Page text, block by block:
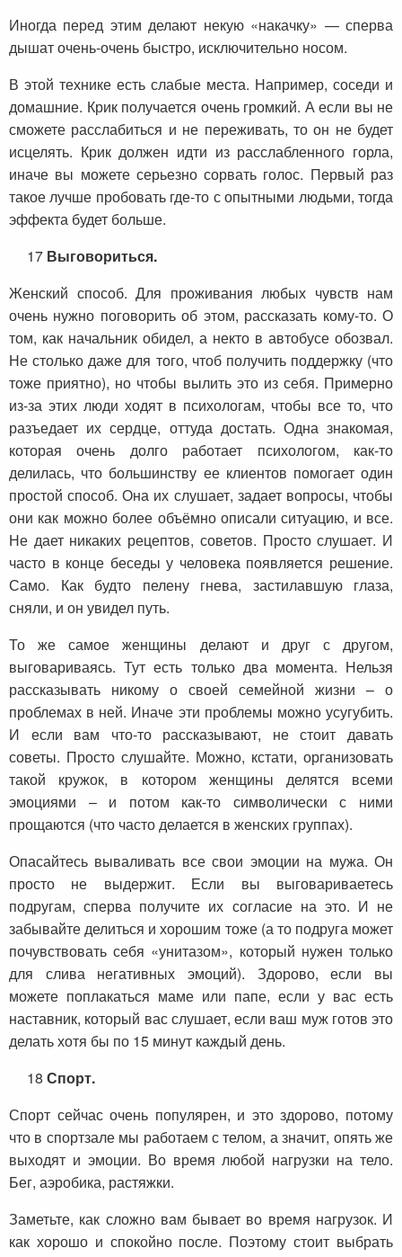
Иногда перед этим делают некую «накачку» — сперва
дышат очень-очень быстро, исключительно носом.
В этой технике есть слабые места. Например, соседи и
домашние. Крик получается очень громкий. А если вы не
сможете расслабиться и не переживать, то он не будет
исцелять. Крик должен идти из расслабленного горла,
иначе вы можете серьезно сорвать голос. Первый раз
такое лучше пробовать где-то с опытными людьми, тогда
эффекта будет больше.
17 Выговориться.
Женский способ. Для проживания любых чувств нам
очень нужно поговорить об этом, рассказать кому-то. О
том, как начальник обидел, а некто в автобусе обозвал.
Не столько даже для того, чтоб получить поддержку (что
тоже приятно), но чтобы вылить это из себя. Примерно
из-за этих люди ходят в психологам, чтобы все то, что
разъедает их сердце, оттуда достать. Одна знакомая,
которая очень долго работает психологом, как-то
делилась, что большинству ее клиентов помогает один
простой способ. Она их слушает, задает вопросы, чтобы
они как можно более объёмно описали ситуацию, и все.
Не дает никаких рецептов, советов. Просто слушает. И
часто в конце беседы у человека появляется решение.
Само. Как будто пелену гнева, застилавшую глаза,
сняли, и он увидел путь.
То же самое женщины делают и друг с другом,
выговариваясь. Тут есть только два момента. Нельзя
рассказывать никому о своей семейной жизни – о
проблемах в ней. Иначе эти проблемы можно усугубить.
И если вам что-то рассказывают, не стоит давать
советы. Просто слушайте. Можно, кстати, организовать
такой кружок, в котором женщины делятся всеми
эмоциями – и потом как-то символически с ними
прощаются (что часто делается в женских группах).
Опасайтесь вываливать все свои эмоции на мужа. Он
просто не выдержит. Если вы выговариваетесь
подругам, сперва получите их согласие на это. И не
забывайте делиться и хорошим тоже (а то подруга может
почувствовать себя «унитазом», который нужен только
для слива негативных эмоций). Здорово, если вы
можете поплакаться маме или папе, если у вас есть
наставник, который вас слушает, если ваш муж готов это
делать хотя бы по 15 минут каждый день.
18 Спорт.
Спорт сейчас очень популярен, и это здорово, потому
что в спортзале мы работаем с телом, а значит, опять же
выходят и эмоции. Во время любой нагрузки на тело.
Бег, аэробика, растяжки.
Заметьте, как сложно вам бывает во время нагрузок. И
как хорошо и спокойно после. Поэтому стоит выбрать